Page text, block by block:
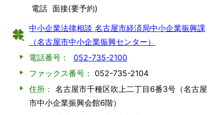
電話 面接(要予約)
中小企業法律相談 名古屋市経済局中小企業振興課
（名古屋市中小企業振興センター）
電話番号：
052-735-2100
ファックス番号：
052-735-2104
住所： 名古屋市千種区吹上二丁目6番3号（名古屋
市中小企業振興会館6階）